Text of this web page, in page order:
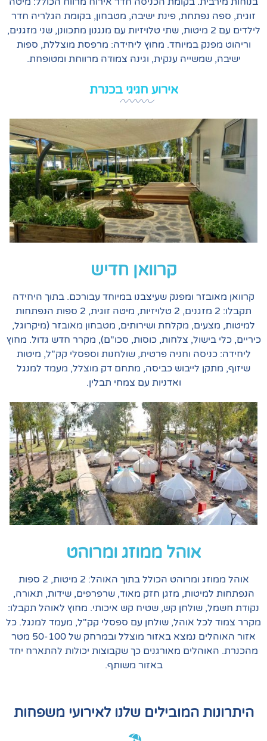
נפתחת, פינת ישיבה, מטבחון, בקומת הגלריה חדר
לילדים עם 2 מיטות, שתי טלויזיות עם מנגנון מתכוונן, שני מזגנים,
במיוחד. מחוץ ליחידה: מרפסת מוצללת, ספות
ענקית, וגינה צמודה מרווחת ומטופחת.
בכנרת
קרוואן חדיש
ומפנק שעיצבנו במיוחד עבורכם. בתוך היחידה
תקבלו: 2 מזגנים, 2 טלויזיות, מיטה זוגית, 2 ספות הנפתחות
מקלחת ושירותים, מטבחון מאובזר (מיקרוגל,
בישול, צלחות, כוסות, סכו"ם), מקרר חדש גדול. מחוץ
וחניה פרטית, שולחנות וספסלי קק"ל, מיטות
לייבוש כביסה, מתחם דק מוצלל, מעמד למנגל
ואדניות עם צמחי תבלין.
אוהל ממוזג ומרוהט
אוהל ממוזג ומרוהט הכולל בתוך האוהל: 2 מיטות, 2 ספות
מזגן חזק מאוד, שרפרפים, שידות, תאורה,
שולחן קש, שטיח קש איכותי. מחוץ לאוהל תקבלו:
אוהל, שולחן עם ספסלי קק"ל, מעמד למנגל. כל
אזור האוהלים נמצא באזור מוצלל ובמרחק של 50-100 מטר
מאורגנים כך שקבוצות יכולות להתארח יחד
באזור משותף.
המובילים שלנו לאירועי משפחות